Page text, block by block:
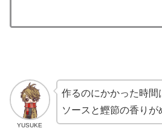
YUSUKE
作るのにかかった時間
ソースと鰹節の香りが